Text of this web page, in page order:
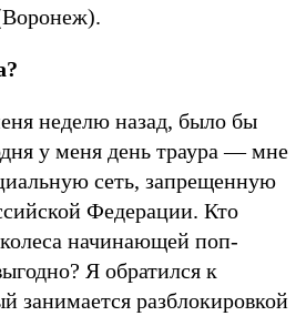
неделю назад, было бы
у меня день траура — мне
сеть, запрещенную
Федерации. Кто
колеса начинающей поп-
Я обратился к
занимается разблокировкой